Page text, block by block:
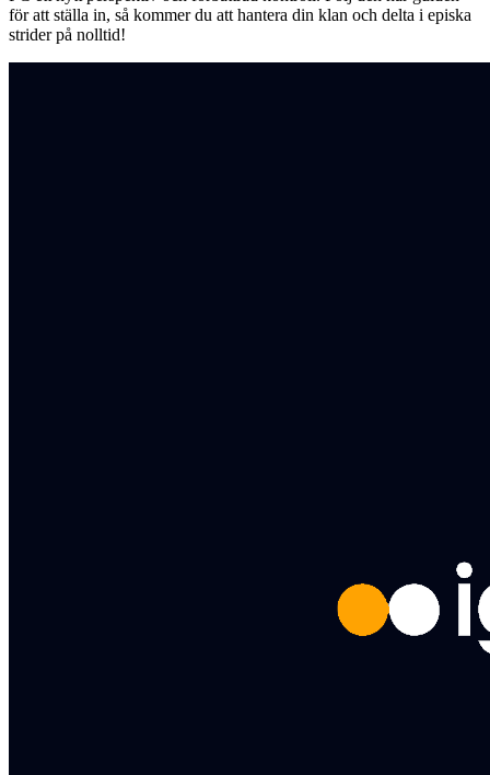
för att ställa in, så kommer du att hantera din klan och delta i episka
strider på nolltid!